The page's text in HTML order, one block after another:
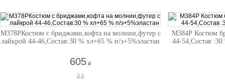
М378РКостюм с бриджами,кофта на молнии,футер с
лайкрой 44-46,Состав:30 % хл+65 % п/э+5%эластан
605 a
44
М384Р Костюм
44-54,Состав :30